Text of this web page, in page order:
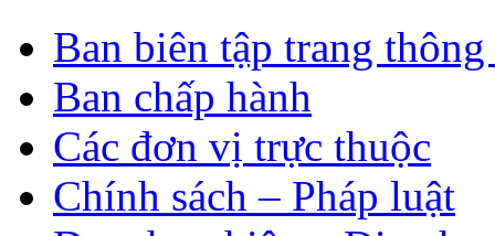
Ban biên tập trang
Ban chấp hành
Các đơn vị trực thuộc
Chính sách – Pháp luật